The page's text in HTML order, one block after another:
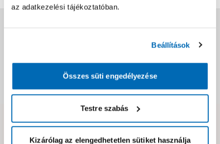
az adatkezelési tájékoztatóban.
Beállítások
Összes süti engedélyezése
Testre szabás
Kizárólag az elengedhetetlen sütiket használja
Dokumentumok, felelős személy
Hibát találtál az oldalon vagy a termék leírásában?
Kérjük jelezd nekünk!